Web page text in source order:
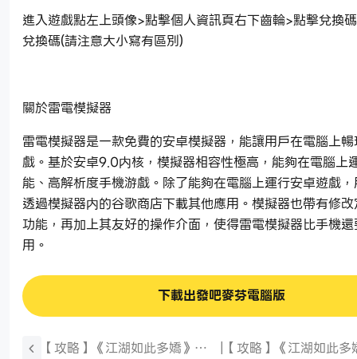
進入遊戲點左上頭像>點擊個人資訊頁右下齒輪>點擊兌換
兌換碼(請注意大小寫有區別)
關於雷電模擬器
雷電模擬器是一款免費的安卓模擬器，能讓用戶在電腦上
戲。基於安卓9.0内核，模擬器相容性極高，能夠在電腦上
能、高解析度手機游戲。除了能夠在電腦上運行安卓遊戲
透過模擬器内的谷歌商店下載其他應用。模擬器也帶有修
功能，再加上其友好的操作介面，使得雷電模擬器比手機
用。
下載出發吧麥芬電腦版
【攻略】《江湖如此多嬌》首
| 【攻略】《江湖如此多